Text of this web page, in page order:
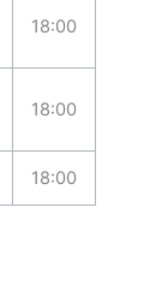
18:00
18:00
18:00